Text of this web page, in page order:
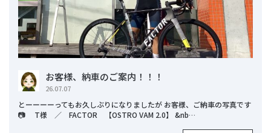
お客様、納車のご案内！！！
26.07.07
とーーーーってもお久しぶりになりましたが お客様、ご納車の写真です
📷 T様 ／ FACTOR 【OSTRO VAM 2.0】 &nb…